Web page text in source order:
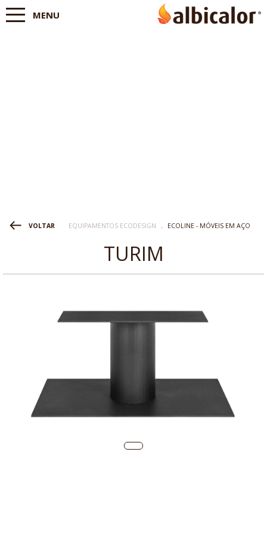
MENU
VOLTAR EQUIPAMENTOS ECODESIGN ECOLINE - MÓVEIS EM AÇO
TURIM